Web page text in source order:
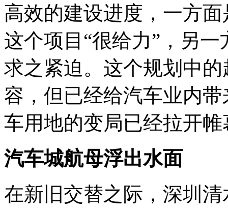
高效的建设进度，一方
这个项目“很给力”，另
求之紧迫。这个规划中
容，但已经给汽车业内
车用地的变局已经拉开帷
汽车城航母浮出水面
在新旧交替之际，深圳